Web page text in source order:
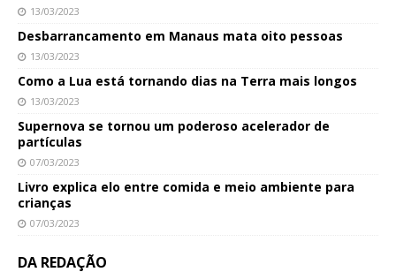
13/03/2023
Desbarrancamento em Manaus mata oito pessoas
13/03/2023
Como a Lua está tornando dias na Terra mais longos
13/03/2023
Supernova se tornou um poderoso acelerador de
partículas
07/03/2023
Livro explica elo entre comida e meio ambiente para
crianças
07/03/2023
DA REDAÇÃO